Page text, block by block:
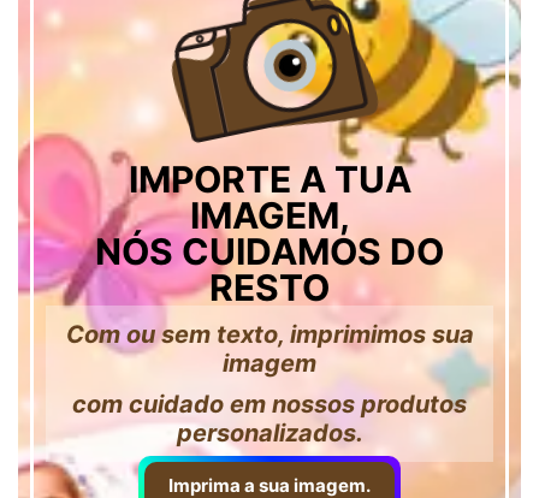
IMPORTE A TUA
IMAGEM,
NÓS CUIDAMOS DO
RESTO
Com ou sem texto, imprimimos sua
imagem
com cuidado em nossos produtos
personalizados.
Imprima a sua imagem.